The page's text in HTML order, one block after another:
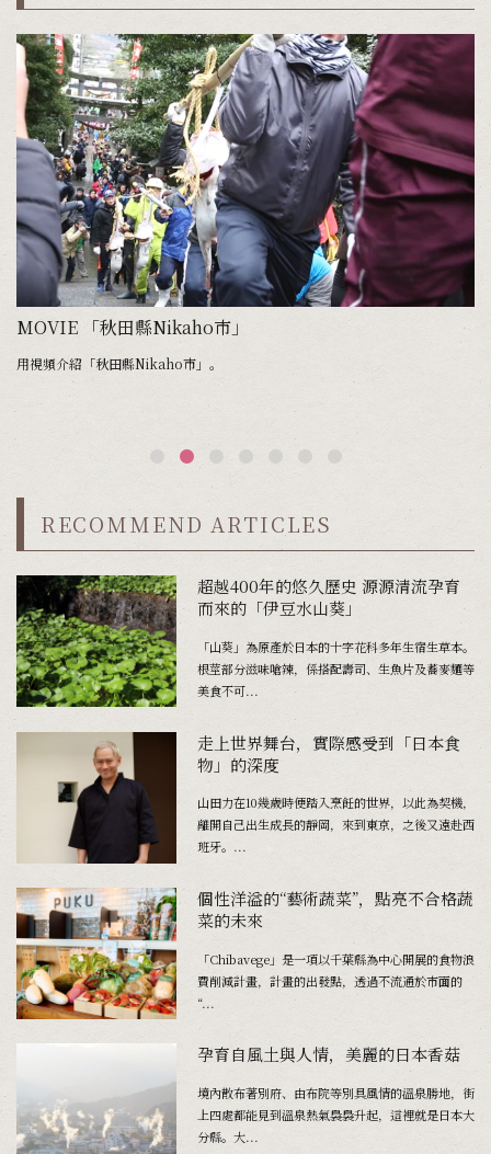
MOVIE 「秋田縣Nikaho市」
用視頻介紹「秋田縣Nikaho市」。
RECOMMEND ARTICLES
超越400年的悠久歷史 源源清流孕育
而來的「伊豆水山葵」
「山葵」為原產於日本的十字花科多年生宿生草本。
根莖部分滋味嗆辣，係搭配壽司、生魚片及蕎麥麵等
美食不可...
走上世界舞台，實際感受到「日本食
物」的深度
山田力在10幾歲時便踏入烹飪的世界，以此為契機，
離開自己出生成長的靜岡，來到東京，之後又遠赴西
班牙。...
個性洋溢的“藝術蔬菜”，點亮不合格蔬
菜的未來
「Chibavege」是一項以千葉縣為中心開展的食物浪
費削減計畫，計畫的出發點，透過不流通於市面的
“...
孕育自風土與人情，美麗的日本香菇
境內散布著別府、由布院等別具風情的溫泉勝地，街
上四處都能見到溫泉熱氣裊裊升起，這裡就是日本大
分縣。大...